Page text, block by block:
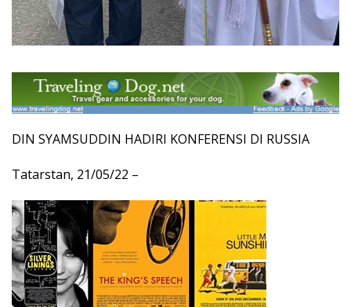
DIN SYAMSUDDIN HADIRI KONFERENSI DI RUSSIA
Tatarstan, 21/05/22 –